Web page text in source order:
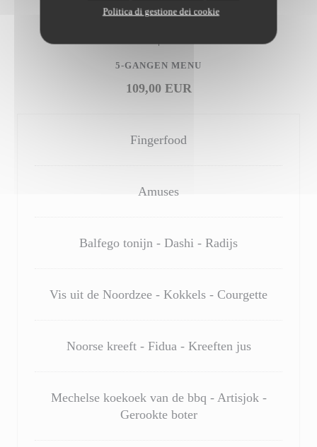
Politica di gestione dei cookie
5-GANGEN MENU
109,00 EUR
Fingerfood
Amuses
Balfego tonijn - Dashi - Radijs
Vis uit de Noordzee - Kokkels - Courgette
Noorse kreeft - Fidua - Kreeften jus
Mechelse koekoek van de bbq - Artisjok -
Gerookte boter